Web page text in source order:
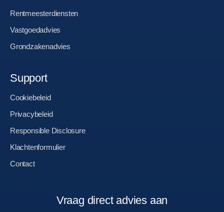
Rentmeesterdiensten
Vastgoedadvies
Grondzakenadvies
Support
Cookiebeleid
Privacybeleid
Responsible Disclosure
Klachtenformulier
Contact
Vraag direct advies aan